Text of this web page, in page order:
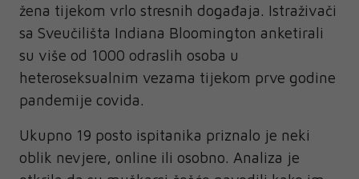
žena tijekom vrlo stresnih događaja. Istraživači
sa Sveučilišta Indiana Bloomington anketirali
su više od 1000 odraslih osoba u
heteroseksualnim vezama tijekom prve godine
pandemije covida.
Ukupno 19 posto ispitanika priznalo je neki
oblik nevjere, online ili osobno. Analiza je